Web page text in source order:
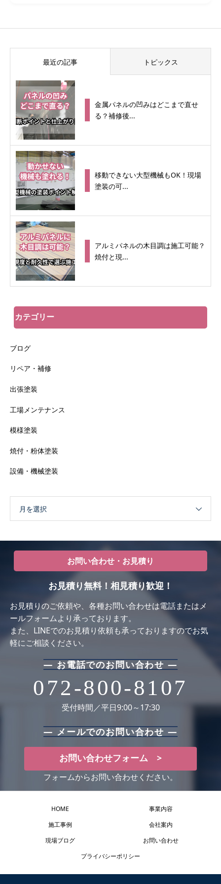
最近の記事 トピックス
金属パネルの凹みはどこまで直せ
る？補修後...
移動できない大型機械もOK！現場
塗装の可...
アルミパネルの木目調は施工可能？
焼付と現...
カテゴリー
ブログ
リペア・補修
出張塗装
工場メンテナンス
模様塗装
焼付・粉体塗装
設備・機械塗装
月を選択
お問い合わせ・お見積り
お見積り無料！相見積り歓迎！
お⾒積りのご依頼や、各種お問い合わせは電話またはメ
ールフォームより承っております。
また、LINEでのお見積り依頼も承っておりますのでお気
軽にご相談ください。
― お電話でのお問い合わせ ―
072-800-8107
受付時間／平日9:00～17:30
― メールでのお問い合わせ ―
お問い合わせフォーム >
フォームからお問い合わせください。
HOME
事業内容
施工事例
会社案内
現場ブログ
お問い合わせ
プライバシーポリシー